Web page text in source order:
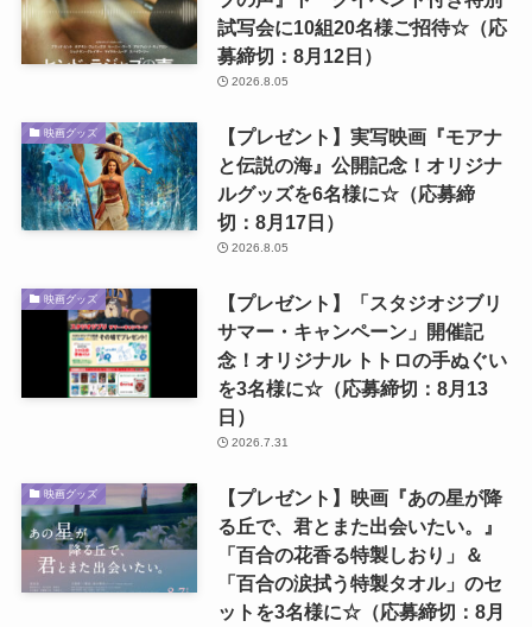
試写会に10組20名様ご招待☆（応
募締切：8月12日）
2026.8.05
映画グッズ
【プレゼント】実写映画『モアナ
と伝説の海』公開記念！オリジナ
ルグッズを6名様に☆（応募締
切：8月17日）
2026.8.05
映画グッズ
【プレゼント】「スタジオジブリ
サマー・キャンペーン」開催記
念！オリジナル トトロの手ぬぐい
を3名様に☆（応募締切：8月13
日）
2026.7.31
映画グッズ
【プレゼント】映画『あの星が降
る丘で、君とまた出会いたい。』
「百合の花香る特製しおり」＆
「百合の涙拭う特製タオル」のセ
ットを3名様に☆（応募締切：8月